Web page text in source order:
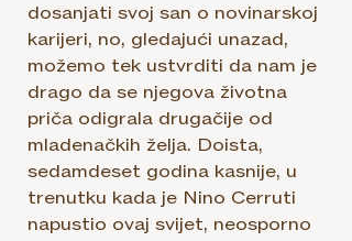
dosanjati svoj san o novinarskoj
karijeri, no, gledajući unazad,
možemo tek ustvrditi da nam je
drago da se njegova životna
priča odigrala drugačije od
mladenačkih želja. Doista,
sedamdeset godina kasnije, u
trenutku kada je Nino Cerruti
napustio ovaj svijet, neosporno